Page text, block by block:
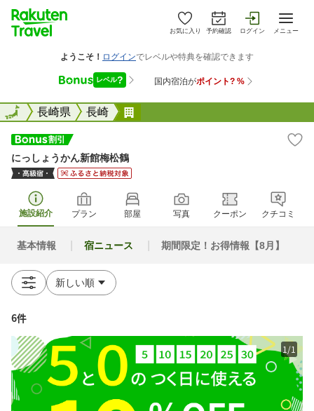
お気に入り 予約確認 ログイン メニュー
全国長崎県 長崎
全国
にっしょうかん新館梅松鶴
施設紹介 プラン 部屋 写真 クーポン クチコミ
基本情報 宿ニュース 期間限定！お得情報【8月】
6件
1/1